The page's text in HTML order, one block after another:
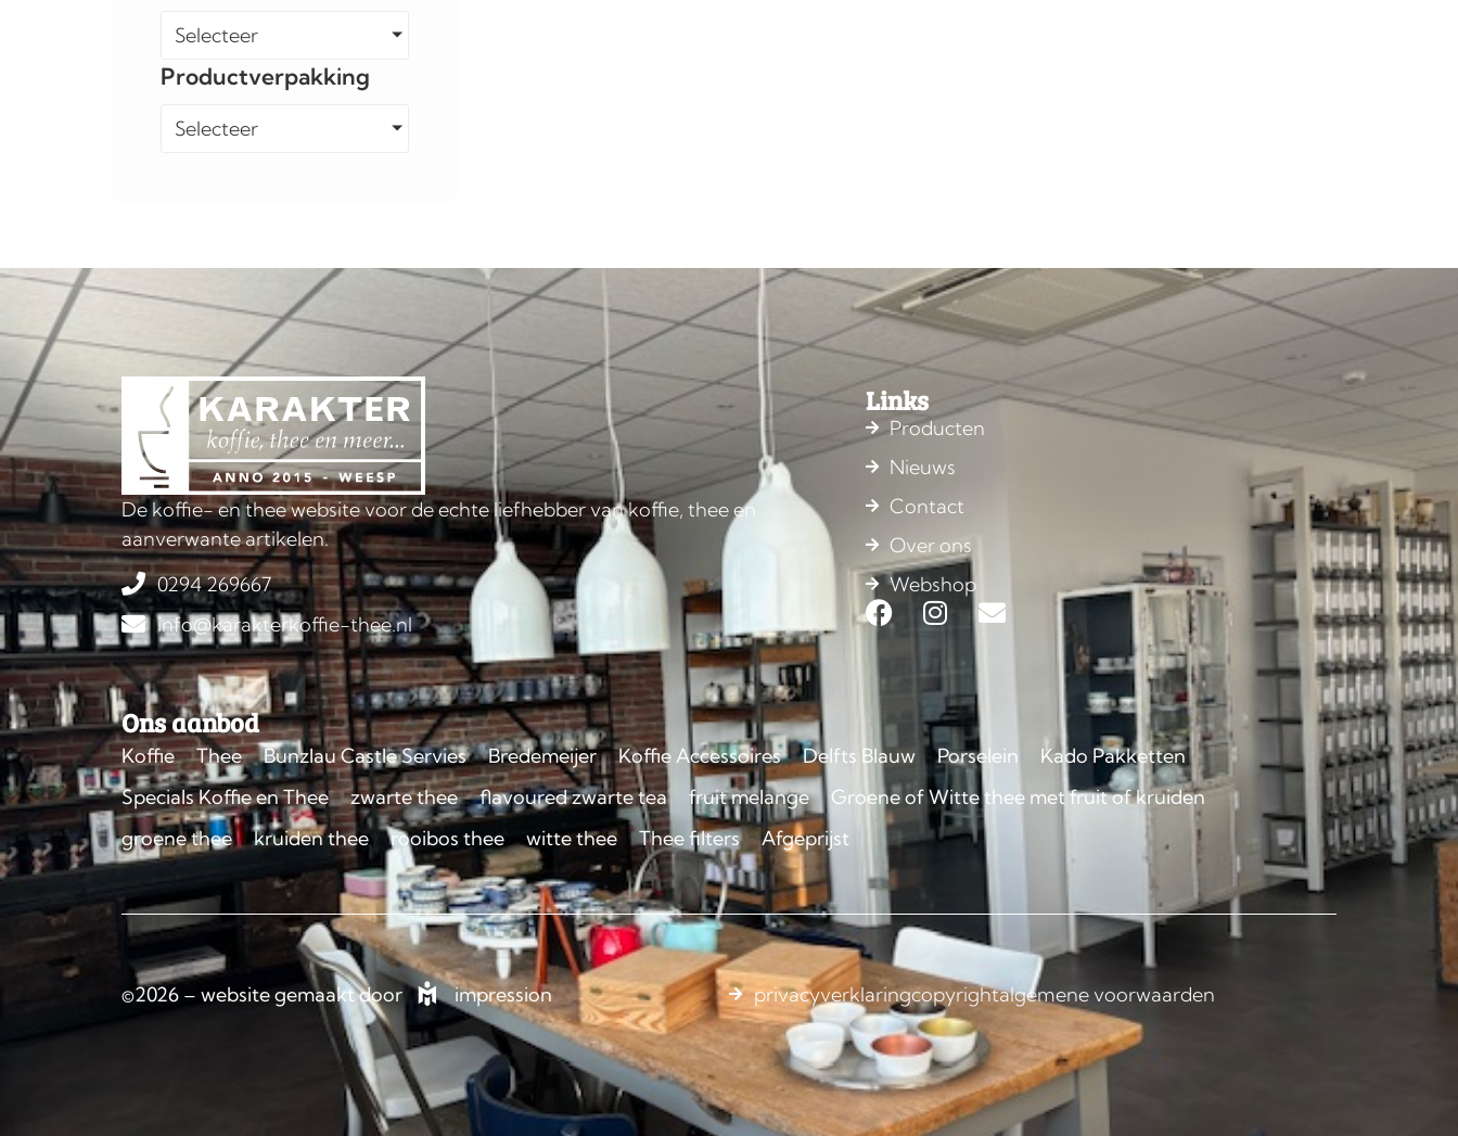
Selecteer
Productverpakking
Selecteer
De koffie- en thee website voor de echte liefhebber van koffie, thee en
aanverwante artikelen.
0294 269667
info@karakterkoffie-thee.nl
Links
Producten
Nieuws
Contact
Over ons
Webshop
Ons aanbod
Koffie Thee Bunzlau Castle Servies Bredemeijer Koffie Accessoires Delfts Blauw Porselein
Kado Pakketten
Specials Koffie en Thee
zwarte thee flavoured zwarte tea fruit melange
Groene of Witte thee met fruit of kruiden
groene thee
kruiden thee rooibos thee witte thee Thee filters Afgeprijst
©2026 – website gemaakt door impression privacyverklaringcopyrightalgemene voorwaarden